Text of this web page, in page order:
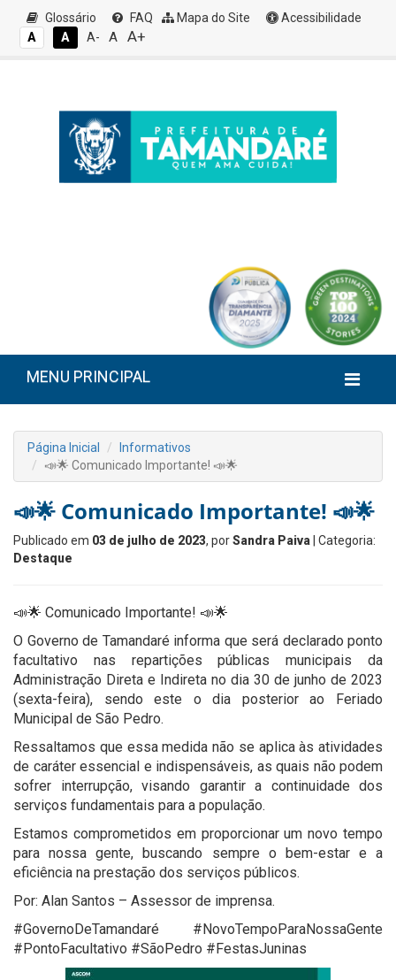
Glossário FAQ Mapa do Site
Acessibilidade
A
A A- A A+
MENU PRINCIPAL
Página Inicial
Informativos
📣🌟 Comunicado Importante! 📣🌟
📣🌟 Comunicado Importante! 📣🌟
Publicado em 03 de julho de 2023, porSandra Paiva | Categoria:
Destaque
📣🌟 Comunicado Importante! 📣🌟
O Governo de Tamandaré informa que será declarado ponto
facultativo nas repartições públicas municipais da
Administração Direta e Indireta no dia 30 de junho de 2023
(sexta-feira), sendo este o dia posterior ao Feriado
Municipal de São Pedro.
Ressaltamos que essa medida não se aplica às atividades
de caráter essencial e indispensáveis, as quais não podem
sofrer interrupção, visando garantir a continuidade dos
serviços fundamentais para a população.
Estamos comprometidos em proporcionar um novo tempo
para nossa gente, buscando sempre o bem-estar e a
eficiência na prestação dos serviços públicos.
Por: Alan Santos – Assessor de imprensa.
#GovernoDeTamandaré #NovoTempoParaNossaGente
#PontoFacultativo #SãoPedro #FestasJuninas